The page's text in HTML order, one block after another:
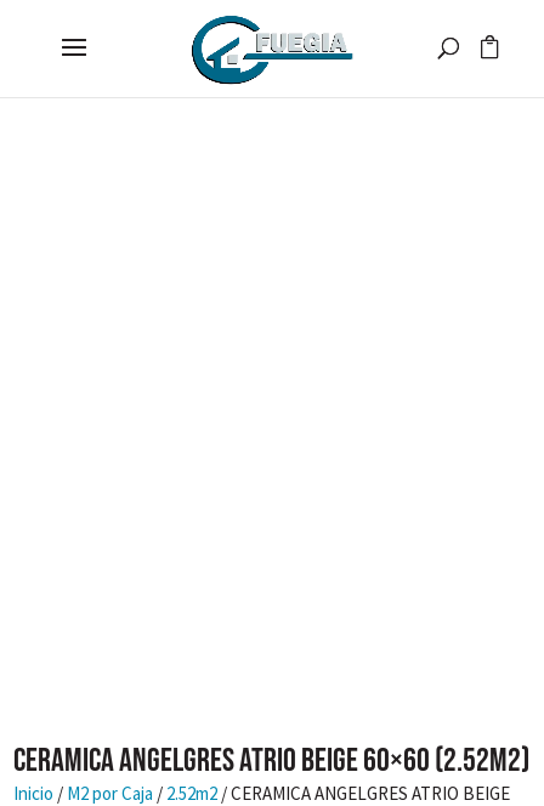
CERAMICA ANGELGRES ATRIO BEIGE 60×60 (2.52m2)
Inicio / M2 por Caja / 2.52m2 / CERAMICA ANGELGRES ATRIO BEIGE